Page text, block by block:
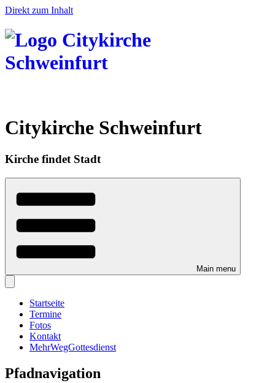
Direkt zum Inhalt
Citykirche Schweinfurt
Kirche findet Stadt
Main menu
Startseite
Termine
Fotos
Kontakt
MehrWegGottesdienst
Pfadnavigation